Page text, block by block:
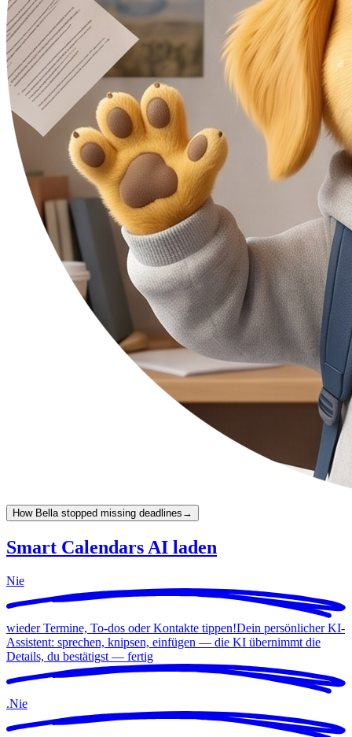
How Bella stopped missing deadlines →
Smart Calendars AI laden
Nie
wieder Termine, To-dos oder Kontakte tippen!Dein persönlicher KI-
Assistent: sprechen, knipsen, einfügen — die KI übernimmt die
Details, du bestätigst — fertig
.Nie